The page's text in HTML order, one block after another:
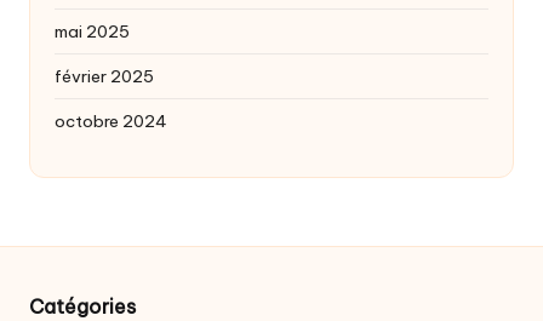
mai 2025
février 2025
octobre 2024
Catégories